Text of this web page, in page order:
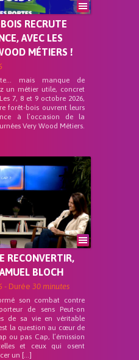
RECRUTE
AVEC LES
MÉTIERS !
mais manque de
un métier utile, concret
7, 8 et 9 octobre 2026,
forêt-bois ouvrent leurs
à l’occasion de la
Very Wood Métiers.
RECONVERTIR,
BLOCH
- Durée 30 minutes
son combat contre
de sens Peut-on
de sa vie en véritable
la question au cœur de
ou pas Cap, l’émission
et ceux qui osent
un […]